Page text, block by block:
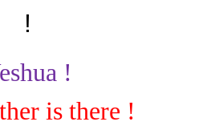
!
!
is there !